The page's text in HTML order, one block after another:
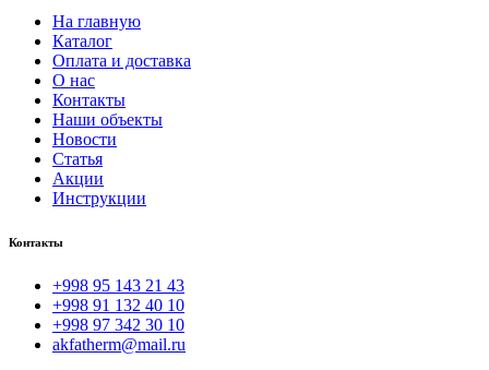
На главную
Каталог
Оплата и доставка
О нас
Контакты
Наши объекты
Новости
Статья
Акции
Инструкции
Контакты
+998 95 143 21 43
+998 91 132 40 10
+998 97 342 30 10
akfatherm@mail.ru